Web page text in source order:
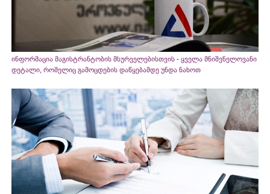
ინფორმაცია მაგისტრანტობის მსურველებისთვის - ყველა მნიშვნელოვანი
დეტალი, რომელიც გამოცდების დაწყებამდე უნდა ნახოთ